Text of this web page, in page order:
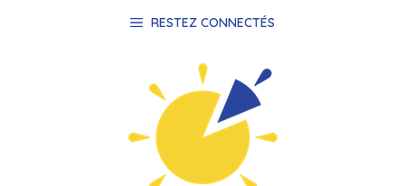
RESTEZ CONNECTÉS